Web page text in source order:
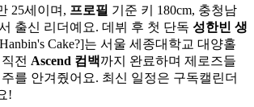
25세이며, 프로필 기준 키 180cm, 충청남
출신 리더예요. 데뷔 후 첫 단독 성한빈 생
Cake?]는 서울 세종대학교 대양홀
전 Ascend 컴백까지 완료하며 제로즈들
를 안겨줬어요. 최신 일정은 구독캘린더
!